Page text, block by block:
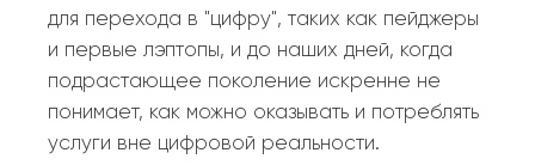
для перехода в "цифру", таких как пейджеры
и первые лэптопы, и до наших дней, когда
подрастающее поколение искренне не
понимает, как можно оказывать и потреблять
услуги вне цифровой реальности.